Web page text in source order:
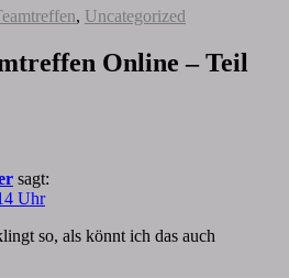
, Uncategorized
Online – Teil
sagt:
Uhr
so, als könnt ich das auch